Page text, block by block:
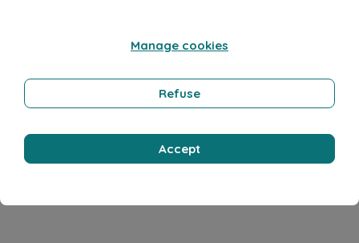
Manage cookies
Refuse
Accept